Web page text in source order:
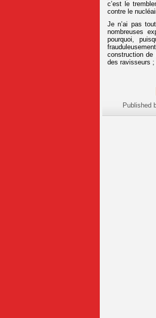
c’est le
contre le
Je n’ai pas
nombreuses
pourquoi,
construction de
des ravisseurs ;
Published